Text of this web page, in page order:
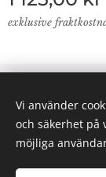
exklusive
© 2024 Lab
Email:
Vi använder
och säkerhet på
möjliga